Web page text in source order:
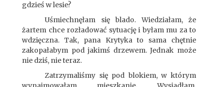
gdzieś w lesie?
Uśmiechnęłam się blado. Wiedziałam, że
żartem chce rozładować sytuację i byłam mu za to
wdzięczna. Tak, pana Krytyka to sama chętnie
zakopałabym pod jakimś drzewem. Jednak może
nie dziś, nie teraz.
Zatrzymaliśmy się pod blokiem, w którym